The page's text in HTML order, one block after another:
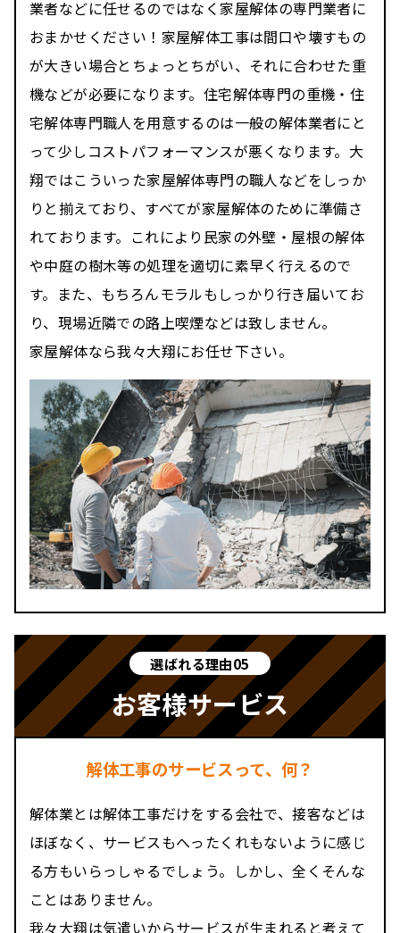
業者などに任せるのではなく家屋解体の専門業者に
おまかせください！家屋解体工事は間口や壊すもの
が大きい場合とちょっとちがい、それに合わせた重
機などが必要になります。住宅解体専門の重機・住
宅解体専門職人を用意するのは一般の解体業者にと
って少しコストパフォーマンスが悪くなります。大
翔ではこういった家屋解体専門の職人などをしっか
りと揃えており、すべてが家屋解体のために準備さ
れております。これにより民家の外壁・屋根の解体
や中庭の樹木等の処理を適切に素早く行えるので
す。また、もちろんモラルもしっかり行き届いてお
り、現場近隣での路上喫煙などは致しません。
家屋解体なら我々大翔にお任せ下さい。
選ばれる理由05
お客様サービス
解体工事のサービスって、何？
解体業とは解体工事だけをする会社で、接客などは
ほぼなく、サービスもへったくれもないように感じ
る方もいらっしゃるでしょう。しかし、全くそんな
ことはありません。
我々大翔は気遣いからサービスが生まれると考えて